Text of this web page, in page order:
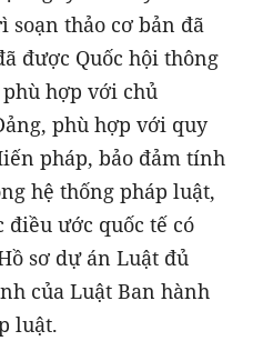
soạn thảo cơ bản đã
được Quốc hội thông
hợp với chủ
phù hợp với quy
pháp, bảo đảm tính
hệ thống pháp luật,
ước quốc tế có
sơ dự án Luật đủ
của Luật Ban hành
luật.